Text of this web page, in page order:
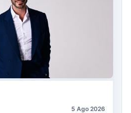
5 Ago 2026